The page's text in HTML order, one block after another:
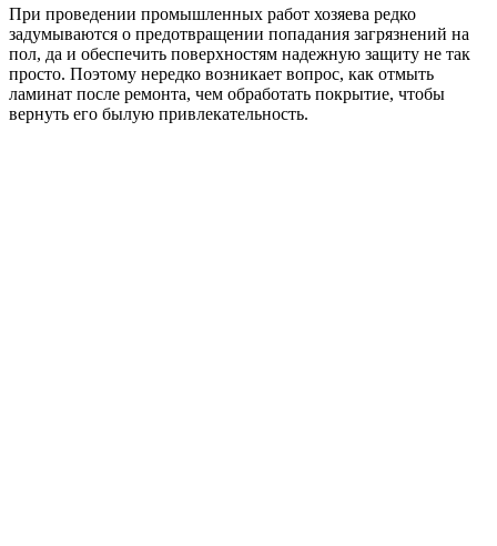
При проведении промышленных работ хозяева редко
задумываются о предотвращении попадания загрязнений на
пол, да и обеспечить поверхностям надежную защиту не так
просто. Поэтому нередко возникает вопрос, как отмыть
ламинат после ремонта, чем обработать покрытие, чтобы
вернуть его былую привлекательность.